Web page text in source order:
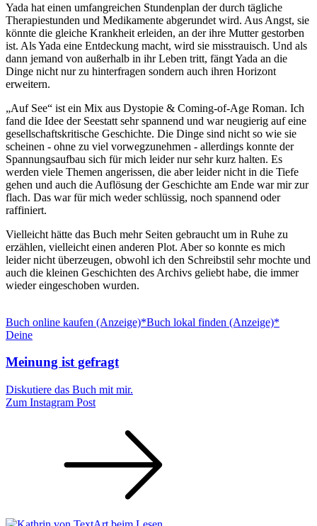
Yada hat einen umfangreichen Stundenplan der durch tägliche
Therapiestunden und Medikamente abgerundet wird. Aus Angst, sie
könnte die gleiche Krankheit erleiden, an der ihre Mutter gestorben
ist. Als Yada eine Entdeckung macht, wird sie misstrauisch. Und als
dann jemand von außerhalb in ihr Leben tritt, fängt Yada an die
Dinge nicht nur zu hinterfragen sondern auch ihren Horizont
erweitern.
„Auf See“ ist ein Mix aus Dystopie & Coming-of-Age Roman. Ich
fand die Idee der Seestatt sehr spannend und war neugierig auf eine
gesellschaftskritische Geschichte. Die Dinge sind nicht so wie sie
scheinen - ohne zu viel vorwegzunehmen - allerdings konnte der
Spannungsaufbau sich für mich leider nur sehr kurz halten. Es
werden viele Themen angerissen, die aber leider nicht in die Tiefe
gehen und auch die Auflösung der Geschichte am Ende war mir zur
flach. Das war für mich weder schlüssig, noch spannend oder
raffiniert.
Vielleicht hätte das Buch mehr Seiten gebraucht um in Ruhe zu
erzählen, vielleicht einen anderen Plot. Aber so konnte es mich
leider nicht überzeugen, obwohl ich den Schreibstil sehr mochte und
auch die kleinen Geschichten des Archivs geliebt habe, die immer
wieder eingeschoben wurden.
Buch online kaufen (Anzeige)*Buch lokal finden (Anzeige)*
Deine
Meinung ist gefragt
Diskutiere das Buch mit mir.
Zum Instagram Post